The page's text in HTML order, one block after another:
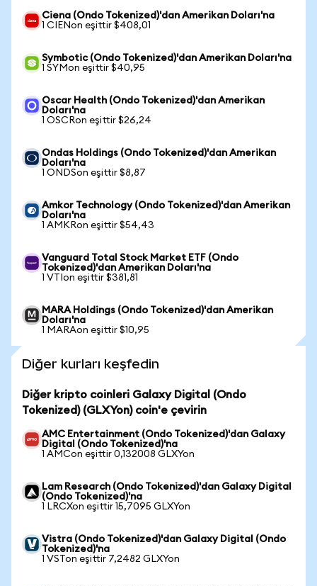
Ciena (Ondo Tokenized)'dan Amerikan Doları'na
1 CIENon eşittir $408,01
Symbotic (Ondo Tokenized)'dan Amerikan Doları'na
1 SYMon eşittir $40,95
Oscar Health (Ondo Tokenized)'dan Amerikan
Doları'na
1 OSCRon eşittir $26,24
Ondas Holdings (Ondo Tokenized)'dan Amerikan
Doları'na
1 ONDSon eşittir $8,87
Amkor Technology (Ondo Tokenized)'dan Amerikan
Doları'na
1 AMKRon eşittir $54,43
Vanguard Total Stock Market ETF (Ondo
Tokenized)'dan Amerikan Doları'na
1 VTIon eşittir $381,81
MARA Holdings (Ondo Tokenized)'dan Amerikan
Doları'na
1 MARAon eşittir $10,95
Diğer kurları keşfedin
Diğer kripto coinleri Galaxy Digital (Ondo
Tokenized) (GLXYon) coin'e çevirin
AMC Entertainment (Ondo Tokenized)'dan Galaxy
Digital (Ondo Tokenized)'na
1 AMCon eşittir 0,132008 GLXYon
Lam Research (Ondo Tokenized)'dan Galaxy Digital
(Ondo Tokenized)'na
1 LRCXon eşittir 15,7095 GLXYon
Vistra (Ondo Tokenized)'dan Galaxy Digital (Ondo
Tokenized)'na
1 VSTon eşittir 7,2482 GLXYon